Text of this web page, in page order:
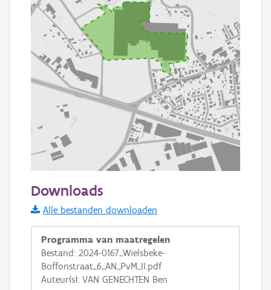
Informatie Vlaanderen
i
+ −
Downloads
Alle bestanden downloaden
Programma van maatregelen
Bestand: 2024-0167_Wielsbeke-
Boffonstraat_6_AN_PvM_II.pdf
Auteur(s): VAN GENECHTEN Ben